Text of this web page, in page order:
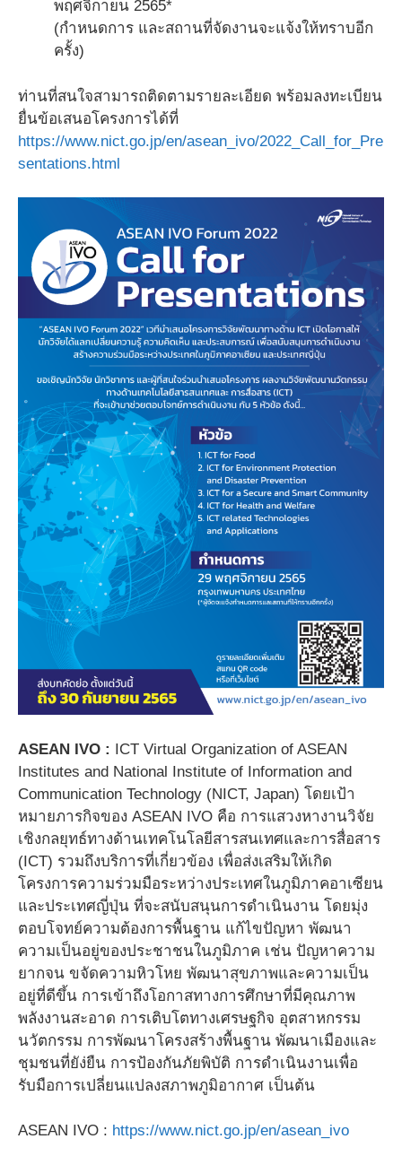
พฤศจิกายน 2565*
(กำหนดการ และสถานที่จัดงานจะแจ้งให้ทราบอีก
ครั้ง)
ท่านที่สนใจสามารถติดตามรายละเอียด พร้อมลงทะเบียน
ยื่นข้อเสนอโครงการได้ที่
https://www.nict.go.jp/en/asean_ivo/2022_Call_for_Pre
sentations.html
ASEAN IVO : ICT Virtual Organization of ASEAN
Institutes and National Institute of Information and
Communication Technology (NICT, Japan) โดยเป้า
หมายภารกิจของ ASEAN IVO คือ การแสวงหางานวิจัย
เชิงกลยุทธ์ทางด้านเทคโนโลยีสารสนเทศและการสื่อสาร
(ICT) รวมถึงบริการที่เกี่ยวข้อง เพื่อส่งเสริมให้เกิด
โครงการความร่วมมือระหว่างประเทศในภูมิภาคอาเซียน
และประเทศญี่ปุ่น ที่จะสนับสนุนการดำเนินงาน โดยมุ่ง
ตอบโจทย์ความต้องการพื้นฐาน แก้ไขปัญหา พัฒนา
ความเป็นอยู่ของประชาชนในภูมิภาค เช่น ปัญหาความ
ยากจน ขจัดความหิวโหย พัฒนาสุขภาพและความเป็น
อยู่ที่ดีขึ้น การเข้าถึงโอกาสทางการศึกษาที่มีคุณภาพ
พลังงานสะอาด การเติบโตทางเศรษฐกิจ อุตสาหกรรม
นวัตกรรม การพัฒนาโครงสร้างพื้นฐาน พัฒนาเมืองและ
ชุมชนที่ยัง่ยืน การป้องกันภัยพิบัติ การดำเนินงานเพื่อ
รับมือการเปลี่ยนแปลงสภาพภูมิอากาศ เป็นต้น
ASEAN IVO : https://www.nict.go.jp/en/asean_ivo